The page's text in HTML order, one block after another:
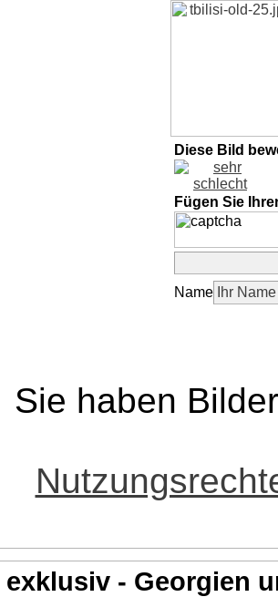
Diese Bild
Fügen Sie
Name
Sie haben
exklusiv - Georgien